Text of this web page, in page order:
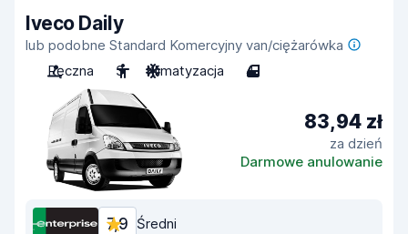
Iveco Daily
lub podobne Standard Komercyjny van/ciężarówka
Ręczna
3 Klimatyzacja 4
83,94 zł
za dzień
Darmowe anulowanie
7,9 Średni